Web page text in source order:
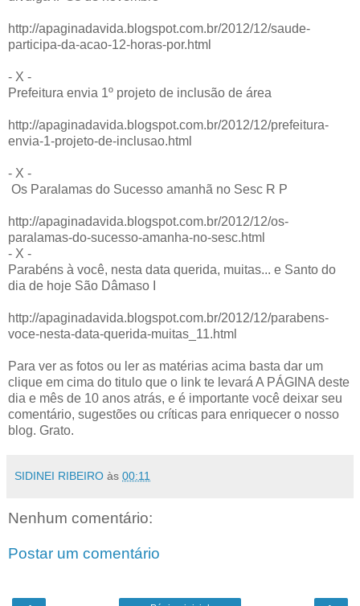
http://apaginadavida.blogspot.com.br/2012/12/saude-
participa-da-acao-12-horas-por.html
- X -
Prefeitura envia 1º projeto de inclusão de área
http://apaginadavida.blogspot.com.br/2012/12/prefeitura-
envia-1-projeto-de-inclusao.html
- X -
Os Paralamas do Sucesso amanhã no Sesc R P
http://apaginadavida.blogspot.com.br/2012/12/os-
paralamas-do-sucesso-amanha-no-sesc.html
- X -
Parabéns à você, nesta data querida, muitas... e Santo do
dia de hoje São Dâmaso I
http://apaginadavida.blogspot.com.br/2012/12/parabens-
voce-nesta-data-querida-muitas_11.html
Para ver as fotos ou ler as matérias acima basta dar um
clique em cima do titulo que o link te levará A PÁGINA deste
dia e mês de 10 anos atrás, e é importante você deixar seu
comentário, sugestões ou críticas para enriquecer o nosso
blog. Grato.
SIDINEI RIBEIRO às 00:11
Nenhum comentário:
Postar um comentário